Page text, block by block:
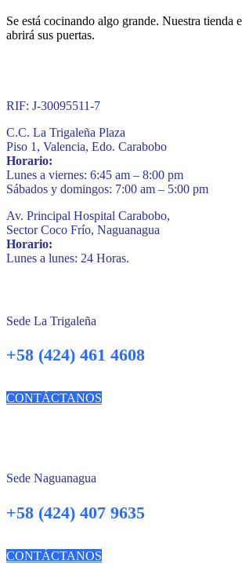
Se está cocinando algo grande. Nuestra tienda
abrirá sus puertas.
RIF: J-30095511-7
C.C. La Trigaleña Plaza
Piso 1, Valencia, Edo. Carabobo
Horario:
Lunes a viernes: 6:45 am – 8:00 pm
Sábados y domingos: 7:00 am – 5:00 pm
Av. Principal Hospital Carabobo,
Sector Coco Frío, Naguanagua
Horario:
Lunes a lunes: 24 Horas.
Sede La Trigaleña
+58 (424) 461 4608
CONTÁCTANOS
Sede Naguanagua
+58 (424) 407 9635
CONTÁCTANOS